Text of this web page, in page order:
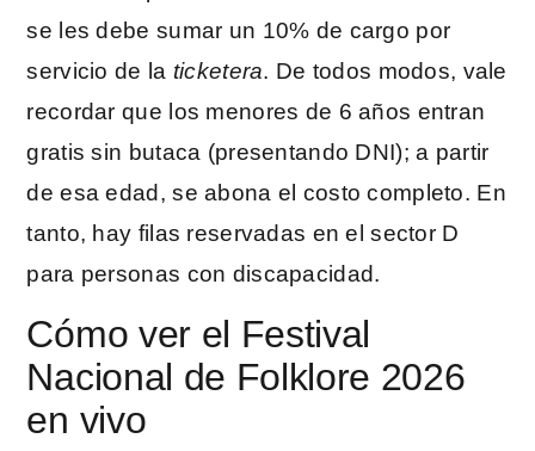
se les debe sumar un 10% de cargo por
servicio de la ticketera. De todos modos, vale
recordar que los menores de 6 años entran
gratis sin butaca (presentando DNI); a partir
de esa edad, se abona el costo completo. En
tanto, hay filas reservadas en el sector D
para personas con discapacidad.
Cómo ver el Festival
Nacional de Folklore 2026
en vivo